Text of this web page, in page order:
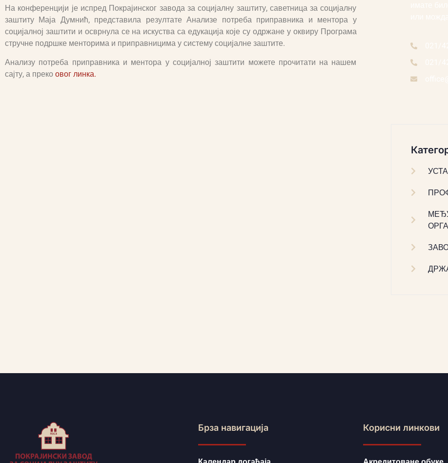
На конференцији је испред Покрајинског завода за социјалну заштиту, саветница за социјалну
заштиту Маја Думнић, представила резултате Анализе потреба приправника и ментора у
социјалној заштити и осврнула се на искуства са едукација које су одржане у оквиру Програма
стручне подршке менторима и приправницима у систему социјалне заштите.
Анализу потреба приправника и ментора у социјалној заштити можете прочитати на нашем
сајту, а прекоовог линка.
Брза навигација Корисни линкови